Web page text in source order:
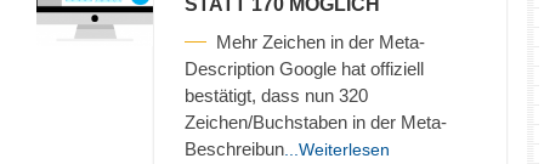
Mehr Zeichen in der Meta-
Description Google hat offiziell
bestätigt, dass nun 320
Zeichen/Buchstaben in der Meta-
Beschreibun ...Weiterlesen